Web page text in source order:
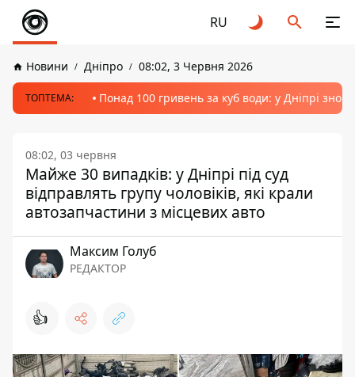
RU
Новини Дніпро 08:02, 3 Червня 2026
ТОПТЕМА: Понад 100 гривень за куб води: у Дніпрі
08:02, 03 червня
Майже 30 випадків: у Дніпрі під суд
відправлять групу чоловіків, які крали
автозапчастини з місцевих авто
Максим Голуб
РЕДАКТОР
👍